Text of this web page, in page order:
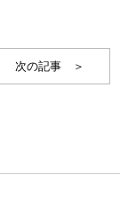
次の記事 ＞